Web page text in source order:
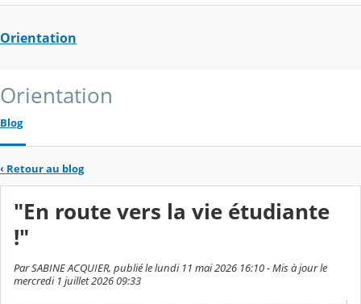
Orientation
Orientation
Blog
‹ Retour au blog
"En route vers la vie étudiante
!"
Par SABINE ACQUIER, publié le lundi 11 mai 2026 16:10 - Mis à jour le
mercredi 1 juillet 2026 09:33